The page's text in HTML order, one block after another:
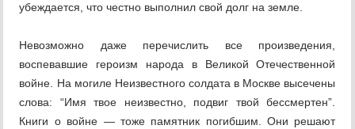
убеждается, что честно выполнил свой долг на земле.
Невозможно даже перечислить все произведения,
воспевавшие героизм народа в Великой Отечественной
войне. На могиле Неизвестного солдата в Москве высечены
слова: “Имя твое неизвестно, подвиг твой бессмертен”.
Книги о войне — тоже памятник погибшим. Они решают